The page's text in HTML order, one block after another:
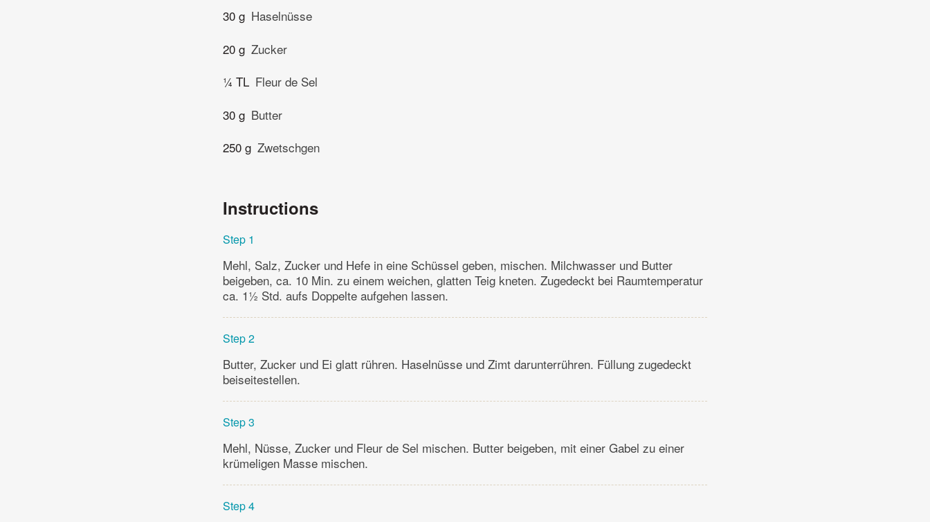
30 g Haselnüsse
20 g Zucker
¼ TL Fleur de Sel
30 g Butter
250 g Zwetschgen
Instructions
Step 1
Mehl, Salz, Zucker und Hefe in eine Schüssel geben, mischen. Milchwasser und Butter
beigeben, ca. 10 Min. zu einem weichen, glatten Teig kneten. Zugedeckt bei Raumtemperatur
ca. 1½ Std. aufs Doppelte aufgehen lassen.
Step 2
Butter, Zucker und Ei glatt rühren. Haselnüsse und Zimt darunterrühren. Füllung zugedeckt
beiseitestellen.
Step 3
Mehl, Nüsse, Zucker und Fleur de Sel mischen. Butter beigeben, mit einer Gabel zu einer
krümeligen Masse mischen.
Step 4